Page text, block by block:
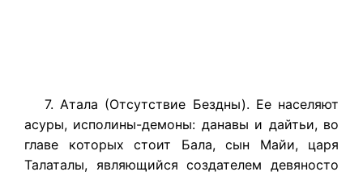
7. Атала (Отсутствие Бездны). Ее населяют
асуры, исполины-демоны: данавы и дайтьи, во
главе которых стоит Бала, сын Майи, царя
Талаталы, являющийся создателем девяносто